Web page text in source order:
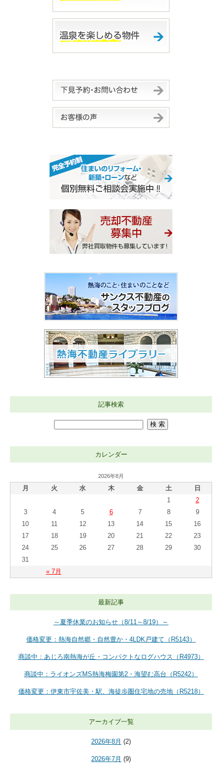
記事検索
カレンダー
2026年8月
月 火 水 木 金 土 日
« 7月
1
2
3
4 5 6 7 8
9
10
11 12 13 14 15
16
17
18 19 20 21 22
23
24
25 26 27 28 29
30
31
最新記事
～夏季休業のお知らせ（8/11～8/19）～
価格変更：熱海自然郷・自然豊か・4LDK戸建て（R5143）
商談中：あじろ南熱海が丘・コンパクトなログハウス（R4973）
商談中：ライオンズMS熱海梅園第2・海望む高台（R5242）
価格変更：伊東市宇佐美・駅、海徒歩圏住宅地の売地（R5218）
アーカイブ一覧
2026年8月 (2)
2026年7月 (9)